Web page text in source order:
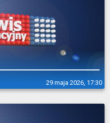
29 maja 2026, 17:30